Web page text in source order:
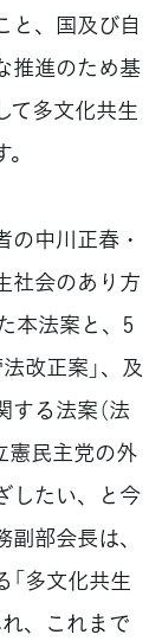
と、国及び自
推進のため基
て多文化共生
中川正春・
社会のあり方
本法案と、5
改正案」、及
る法案（法
憲民主党の外
したい、と今
部会長は、
多文化共生
、これまで